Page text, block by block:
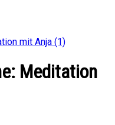
mit Anja (1)
Meditation